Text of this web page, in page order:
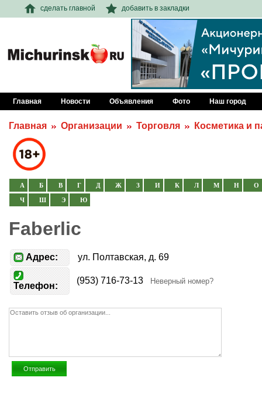
сделать главной добавить в закладки
Главная Новости Объявления Фото Наш город
Главная Организации Торговля Косметика и
А Б В Г Д Ж З И К Л М Н О
Ч Ш Э Ю
Faberlic
Адрес: ул. Полтавская, д. 69
Телефон:
(953) 716-73-13 Неверный номер?